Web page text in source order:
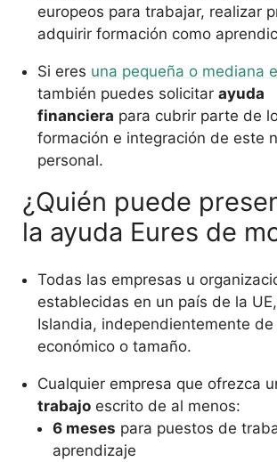
europeos para trabajar, realizar
adquirir formación como
Si eres una pequeña o mediana
también puedes solicitar ayuda
financiera para cubrir parte de
formación e integración de este
personal.
¿Quién puede
la ayuda Eures de
Todas las empresas u
establecidas en un país de la
Islandia, independientemente
económico o tamaño.
Cualquier empresa que ofrezca
trabajo escrito de al menos:
6 meses para puestos de
aprendizaje